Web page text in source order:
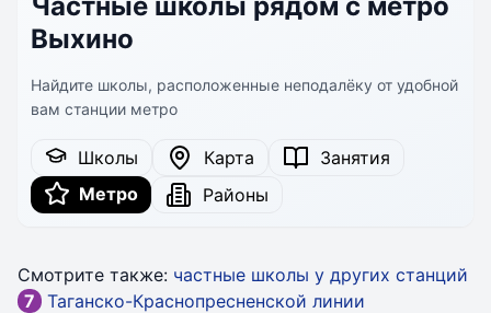
Выхино
Найдите школы, расположенные неподалёку от удобной
вам станции метро
Школы Карта
Занятия
Метро
Районы
Смотрите также: частные школы у других станций
7 Таганско-Краснопресненской линии